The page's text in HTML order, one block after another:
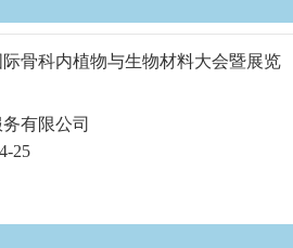
骨科内植物与生物材料大会暨展览
有限公司
25